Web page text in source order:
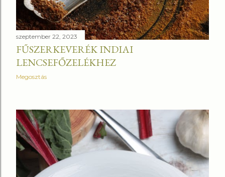
szeptember 22, 2023
FŰSZERKEVERÉK INDIAI
LENCSEFŐZELÉKHEZ
Megosztás